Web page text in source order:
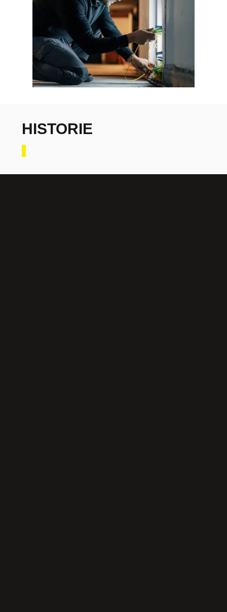
HISTORIE